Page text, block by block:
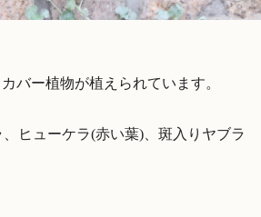
バー植物が植えられています。
ヒューケラ(赤い葉)、斑入りヤブラ